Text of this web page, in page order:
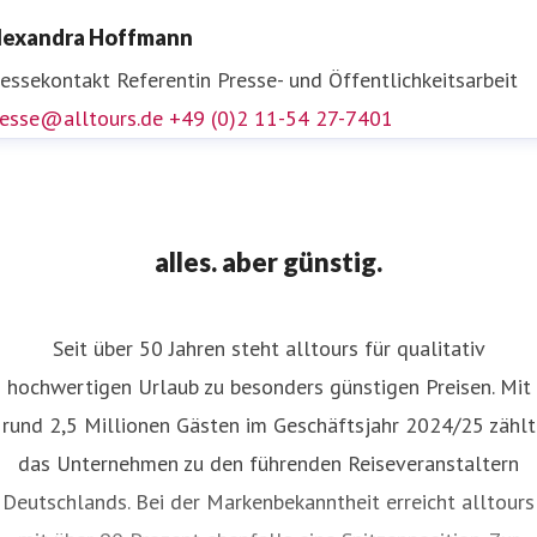
presse@alltours.de
Hoffmann
Referentin Presse- und Öffentlichkeitsarbeit
+49 (0)2 11-54 27-7401
alles. aber günstig.
Seit über 50 Jahren steht alltours für qualitativ
hochwertigen Urlaub zu besonders günstigen Preisen. Mit
rund 2,5 Millionen Gästen im Geschäftsjahr 2024/25 zählt
das Unternehmen zu den führenden Reiseveranstaltern
Deutschlands. Bei der Markenbekanntheit erreicht alltours